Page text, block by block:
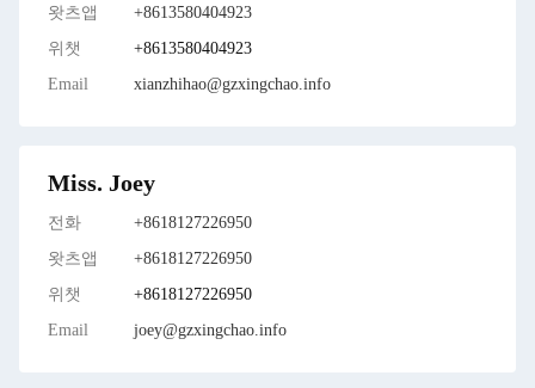
왓츠앱
+8613580404923
위챗
+8613580404923
Email
xianzhihao@gzxingchao.info
Miss. Joey
전화
+8618127226950
왓츠앱
+8618127226950
위챗
+8618127226950
Email
joey@gzxingchao.info